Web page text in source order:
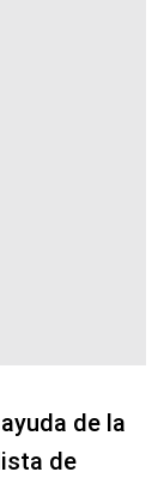
de la
de